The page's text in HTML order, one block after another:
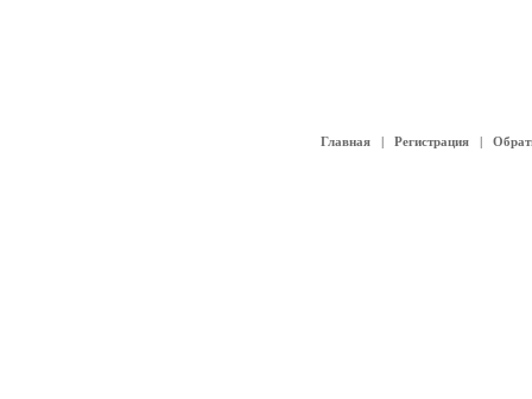
Главная| Регистрация|